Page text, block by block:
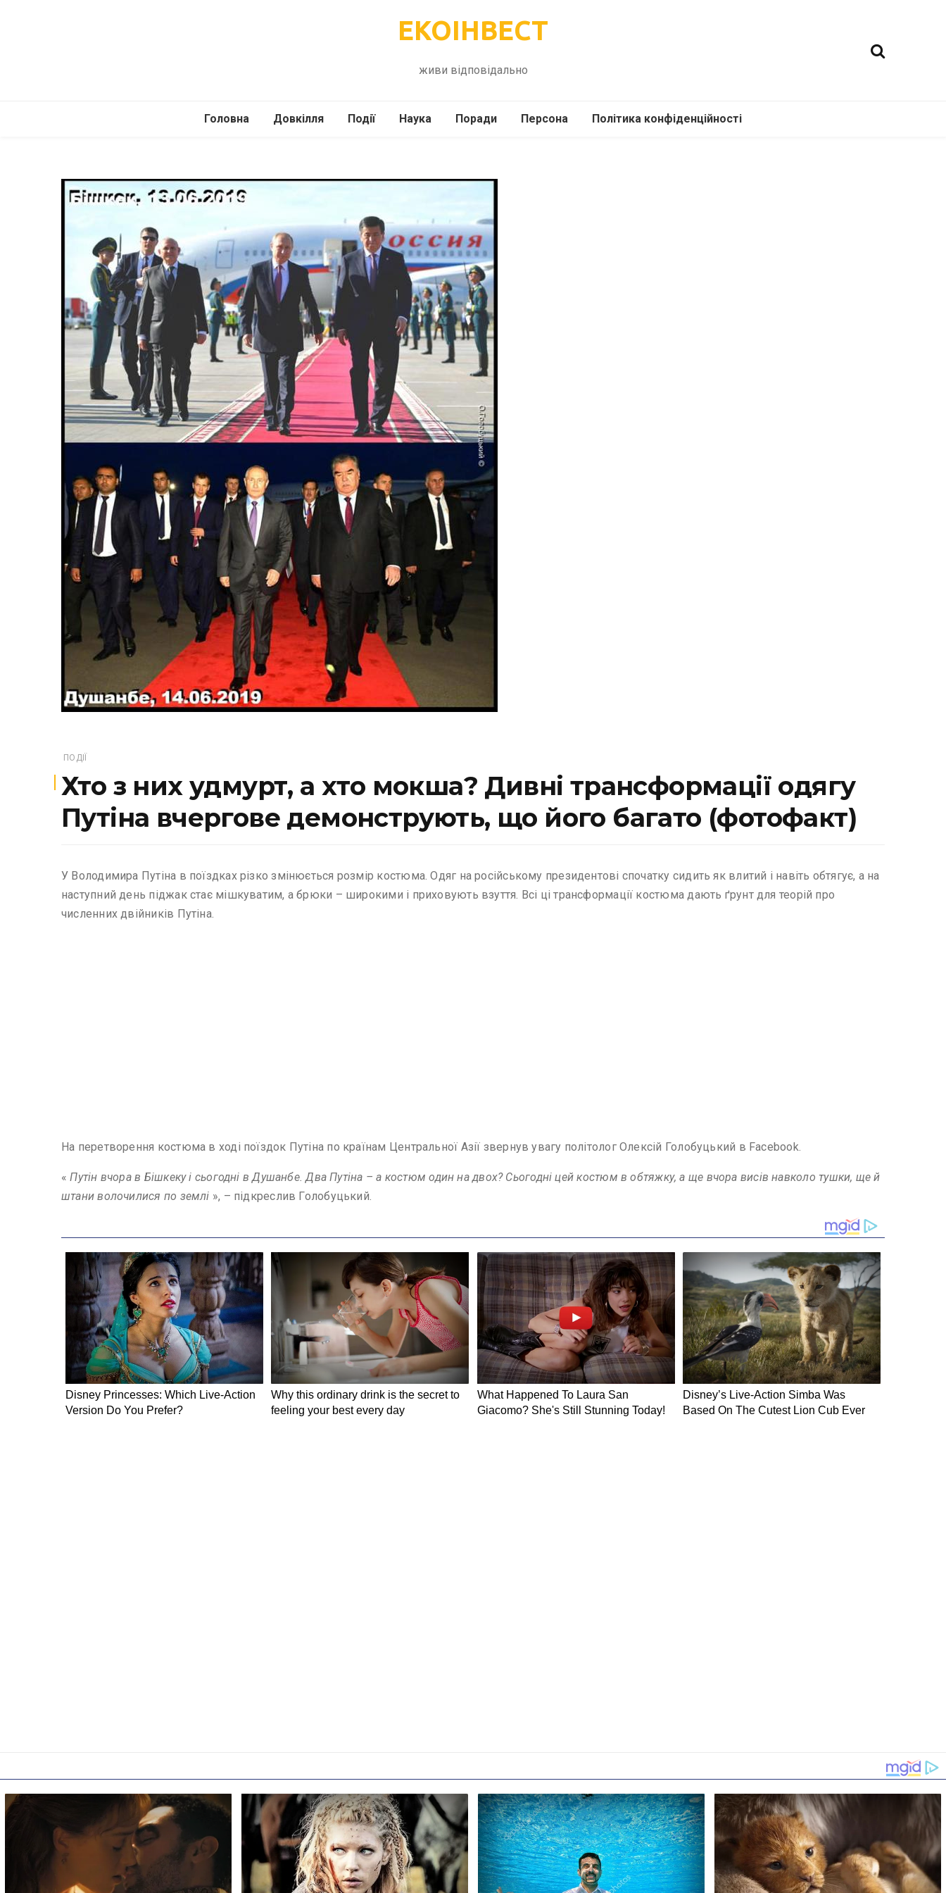
ЕКОІНВЕСТ
живи відповідально
Головна Довкілля
Подорожі
Події
Інше
Наука
Психологія
Технології
Поради
Здоров’я
Сад-Город
Персона Політика конфіденційності
ПОДІЇ
Хто з них удмурт, а хто мокша? Дивні трансформації одягу
Путіна вчергове демонструють, що його багато (фотофакт)
У Володимира Путіна в поїздках різко змінюється розмір костюма. Одяг на російському президентові спочатку сидить як влитий і навіть обтягує, а на
наступний день піджак стає мішкуватим, а брюки – широкими і приховують взуття. Всі ці трансформації костюма дають ґрунт для теорій про
численних двійників Путіна.
На перетворення костюма в ході поїздок Путіна по країнам Центральної Азії звернув увагу політолог Олексій Голобуцький в Facebook.
«Путін вчора в Бішкеку і сьогодні в Душанбе. Два Путіна – а костюм один на двох? Сьогодні цей костюм в обтяжку, а ще вчора висів навколо тушки, ще й
штани волочилися по землі », – підкреслив Голобуцький.